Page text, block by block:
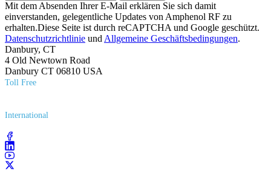
Mit dem Absenden Ihrer E-Mail erklären Sie sich damit
einverstanden, gelegentliche Updates von Amphenol RF zu
erhalten.Diese Seite ist durch reCAPTCHA und Google geschützt.
Datenschutzrichtlinie und Allgemeine Geschäftsbedingungen.
Danbury, CT
4 Old Newtown Road
Danbury CT 06810 USA
Toll Free
International